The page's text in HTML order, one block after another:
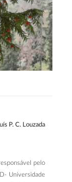
P. C. Louzada
pelo
Universidade